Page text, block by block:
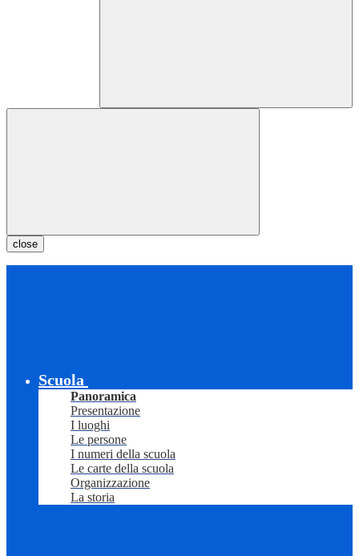
close
Scuola
Panoramica
Presentazione
I luoghi
Le persone
I numeri della scuola
Le carte della scuola
Organizzazione
La storia